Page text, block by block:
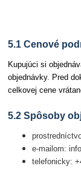
5.1 Cenové
Kupujúci si
objednávky. Pred
celkovej cene
5.2 Spôsoby
e-mailom:
telefonicky: